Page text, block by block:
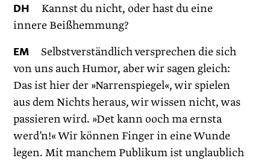
DH Kannst du nicht, oder hast du eine
innere Beißhemmung?
EM Selbstverständlich versprechen die sich
von uns auch Humor, aber wir sagen gleich:
Das ist hier der »Narrenspiegel«, wir spielen
aus dem Nichts heraus, wir wissen nicht, was
passieren wird. »Det kann ooch ma ernsta
werd’n!« Wir können Finger in eine Wunde
legen. Mit manchem Publikum ist unglaublich